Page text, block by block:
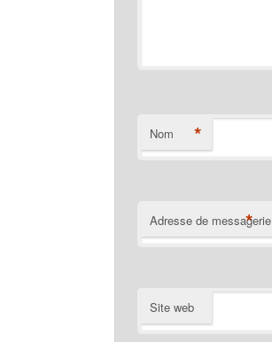
Nom *
Adresse de messagerie
*
Site web